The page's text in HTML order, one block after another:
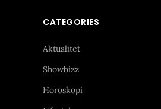
CATEGORIES
Aktualitet
Showbizz
Horoskopi